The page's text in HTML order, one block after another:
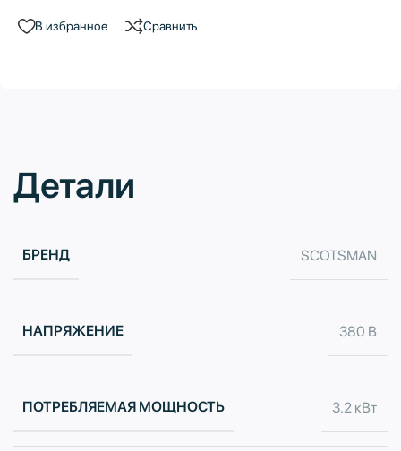
В избранное Сравнить
Детали
БРЕНД SCOTSMAN
НАПРЯЖЕНИЕ 380 В
ПОТРЕБЛЯЕМАЯ МОЩНОСТЬ 3.2 кВт